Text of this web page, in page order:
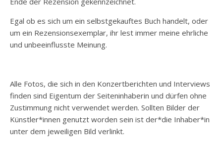
Egal ob es sich um ein selbstgekauftes Buch handelt, oder
um ein Rezensionsexemplar, ihr lest immer meine ehrliche
und unbeeinflusste Meinung.
Alle Fotos, die sich in den Konzertberichten und Interviews
finden sind Eigentum der Seiteninhaberin und dürfen ohne
Zustimmung nicht verwendet werden. Sollten Bilder der
Künstler*innen genutzt worden sein ist der*die Inhaber*in
unter dem jeweiligen Bild verlinkt.